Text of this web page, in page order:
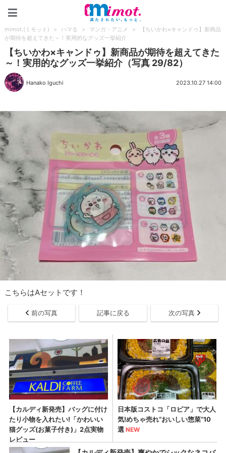
mimot.(ミモット) > ハマる > マンガ・アニメ >
【ちいかわ×キャンドゥ】新商品
が期待を超えてきた～！実用的なグッズ一挙紹介
【ちいかわ×キャンドゥ】新商品が期待を超えてきた
～！実用的なグッズ一挙紹介（写真 29/82）
Hanako Iguchi 2023.10.27 14:00
こちらはAセットです！
前の写真 記事に戻る 次の写真